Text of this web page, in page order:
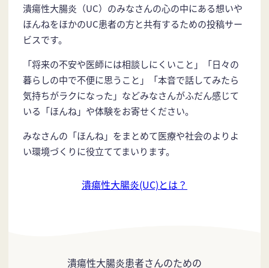
潰瘍性大腸炎（UC）のみなさんの心の中にある想いや
ほんねをほかのUC患者の方と共有するための投稿サー
ビスです。
「将来の不安や医師には相談しにくいこと」「日々の
暮らしの中で不便に思うこと」「本音で話してみたら
気持ちがラクになった」などみなさんがふだん感じて
いる「ほんね」や体験をお寄せください。
みなさんの「ほんね」をまとめて医療や社会のよりよ
い環境づくりに役立ててまいります。
潰瘍性大腸炎(UC)とは？
潰瘍性大腸炎患者さんのための